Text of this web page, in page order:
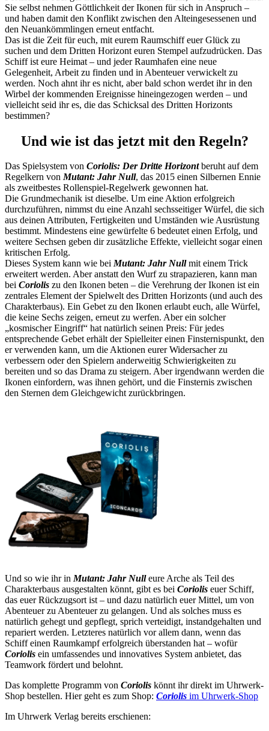
Sie selbst nehmen Göttlichkeit der Ikonen für sich in Anspruch –
und haben damit den Konflikt zwischen den Alteingesessenen und
den Neuankömmlingen erneut entfacht.
Das ist die Zeit für euch, mit eurem Raumschiff euer Glück zu
suchen und dem Dritten Horizont euren Stempel aufzudrücken. Das
Schiff ist eure Heimat – und jeder Raumhafen eine neue
Gelegenheit, Arbeit zu finden und in Abenteuer verwickelt zu
werden. Noch ahnt ihr es nicht, aber bald schon werdet ihr in den
Wirbel der kommenden Ereignisse hineingezogen werden – und
vielleicht seid ihr es, die das Schicksal des Dritten Horizonts
bestimmen?
Und wie ist das jetzt mit den Regeln?
Das Spielsystem von Coriolis: Der Dritte Horizontberuht auf dem
Regelkern vonMutant: Jahr Null, das 2015 einen Silbernen Ennie
als zweitbestes Rollenspiel-Regelwerk gewonnen hat.
Die Grundmechanik ist dieselbe. Um eine Aktion erfolgreich
durchzuführen, nimmst du eine Anzahl sechsseitiger Würfel, die sich
aus deinen Attributen, Fertigkeiten und Umständen wie Ausrüstung
bestimmt. Mindestens eine gewürfelte 6 bedeutet einen Erfolg, und
weitere Sechsen geben dir zusätzliche Effekte, vielleicht sogar einen
kritischen Erfolg.
Dieses System kann wie beiMutant: Jahr Nullmit einem Trick
erweitert werden. Aber anstatt den Wurf zu strapazieren, kann man
bei Coriolis zu den Ikonen beten – die Verehrung der Ikonen ist ein
zentrales Element der Spielwelt des Dritten Horizonts (und auch des
Charakterbaus). Ein Gebet zu den Ikonen erlaubt euch, alle Würfel,
die keine Sechs zeigen, erneut zu werfen. Aber ein solcher
„kosmischer Eingriff“ hat natürlich seinen Preis: Für jedes
entsprechende Gebet erhält der Spielleiter einen Finsternispunkt, den
er verwenden kann, um die Aktionen eurer Widersacher zu
verbessern oder den Spielern anderweitig Schwierigkeiten zu
bereiten und so das Drama zu steigern. Aber irgendwann werden die
Ikonen einfordern, was ihnen gehört, und die Finsternis zwischen
den Sternen dem Gleichgewicht zurückbringen.
Und so wie ihr inMutant: Jahr Nulleure Arche als Teil des
Charakterbaus ausgestalten könnt, gibt es bei Coriolis euer Schiff,
das euer Rückzugsort ist – und dazu natürlich euer Mittel, um von
Abenteuer zu Abenteuer zu gelangen. Und als solches muss es
natürlich gehegt und gepflegt, sprich verteidigt, instandgehalten und
repariert werden. Letzteres natürlich vor allem dann, wenn das
Schiff einen Raumkampf erfolgreich überstanden hat – wofür
Coriolis ein umfassendes und innovatives System anbietet, das
Teamwork fördert und belohnt.
Das komplette Programm von Coriolis könnt ihr direkt im Uhrwerk-
Shop bestellen. Hier geht es zum Shop: Coriolis im Uhrwerk-Shop
Im Uhrwerk Verlag bereits erschienen: